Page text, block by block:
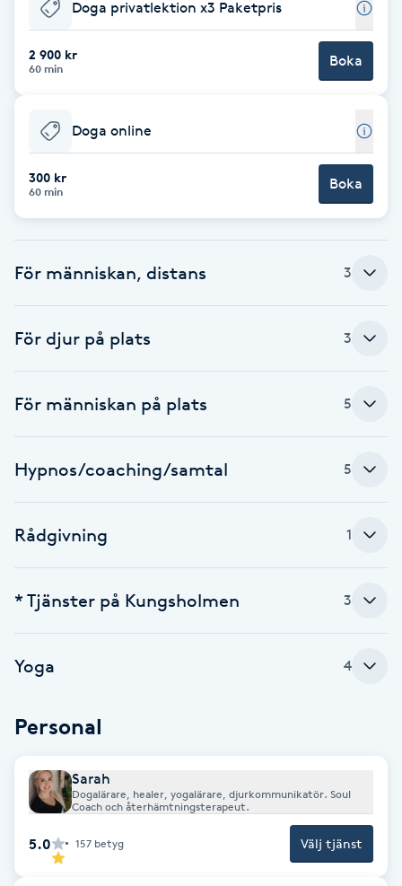
Color correction
Cryoterapi
Damklippning
Enzympeeling
Eyeliner-tatuering
Face framing
Faceliftmassage
Fillers
Fotmassage
Doga privatlektion x3 Paketpris
2 900 kr
60 min Boka
Doga online
300 kr
60 min Boka
För människan, distans 3
För djur på plats 3
För människan på plats 5
Hypnos/coaching/samtal 5
Rådgivning 1
* Tjänster på Kungsholmen 3
Yoga 4
Personal
Sarah
Dogalärare, healer, yogalärare, djurkommunikatör. Soul
Coach och återhämtningsterapeut.
5.0 157 betyg Välj tjänst